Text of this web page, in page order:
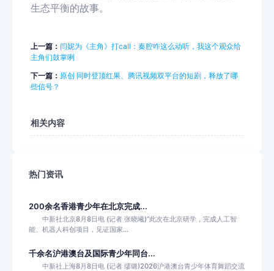
生态平衡的故事。
上一篇： 闫妮为《主角》打call：秦腔咋这么动听，我这个观众给
主角们鼓掌咧
下一篇： 原创 同时登顶红果、腾讯视频双平台的短剧，释放了哪
些信号？
相关内容
热门资讯
200余名香港青少年在北京完成...
中新社北京8月8日电 (记者 张晓曦)“此次在北京研学，完成人工智
能、机器人科创项目，见证国家...
千余名沪港澳台及国际青少年同台...
中新社上海8月8日电 (记者 缪璐)2026沪港澳台青少年体育舞蹈交流